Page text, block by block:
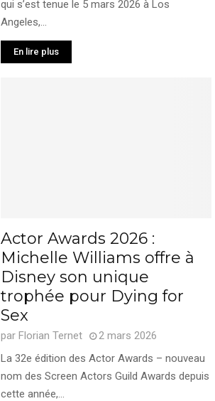
qui s’est tenue le 5 mars 2026 à Los
Angeles,...
En lire plus
Actor Awards 2026 :
Michelle Williams offre à
Disney son unique
trophée pour Dying for
Sex
par Florian Ternet
2 mars 2026
La 32e édition des Actor Awards – nouveau
nom des Screen Actors Guild Awards depuis
cette année,...